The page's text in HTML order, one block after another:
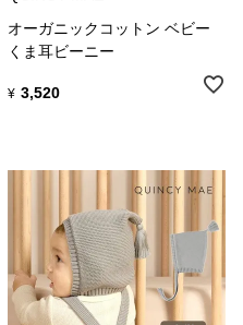
オーガニックコットン ベビー
くま耳ビーニー
¥ 3,520